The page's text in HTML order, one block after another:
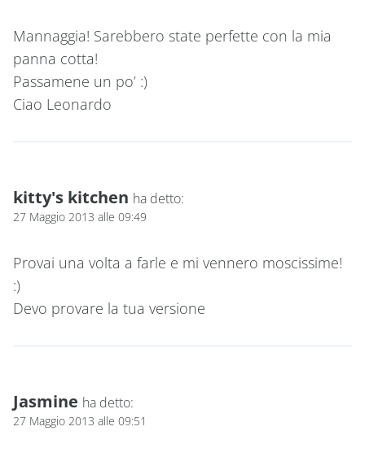
Mannaggia! Sarebbero state perfette con la mia
panna cotta!
Passamene un po’ :)
Ciao Leonardo
kitty's kitchen ha detto:
27 Maggio 2013 alle 09:49
Provai una volta a farle e mi vennero moscissime!
:)
Devo provare la tua versione
Jasmine ha detto:
27 Maggio 2013 alle 09:51